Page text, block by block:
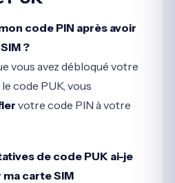
code PIN après avoir
?
vous avez débloqué votre
code PUK, vous
votre code PIN à votre
de code PUK ai-je
carte SIM